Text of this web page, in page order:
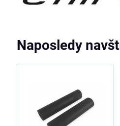
Naposledy